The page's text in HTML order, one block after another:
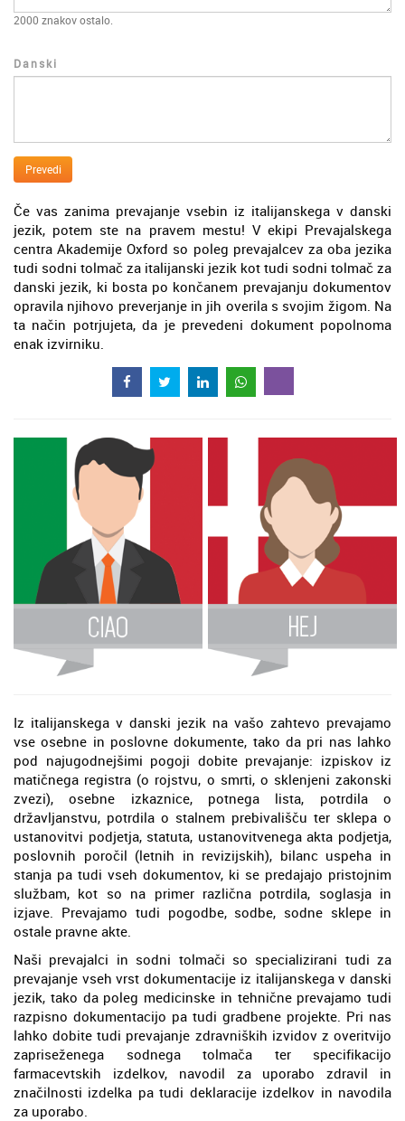
2000 znakov ostalo.
Danski
Prevedi
Če vas zanima prevajanje vsebin iz italijanskega v danski
jezik, potem ste na pravem mestu! V ekipi Prevajalskega
centra Akademije Oxford so poleg prevajalcev za oba jezika
tudi sodni tolmač za italijanski jezik kot tudi sodni tolmač za
danski jezik, ki bosta po končanem prevajanju dokumentov
opravila njihovo preverjanje in jih overila s svojim žigom. Na
ta način potrjujeta, da je prevedeni dokument popolnoma
enak izvirniku.
Iz italijanskega v danski jezik na vašo zahtevo prevajamo
vse osebne in poslovne dokumente, tako da pri nas lahko
pod najugodnejšimi pogoji dobite prevajanje: izpiskov iz
matičnega registra (o rojstvu, o smrti, o sklenjeni zakonski
zvezi), osebne izkaznice, potnega lista, potrdila o
državljanstvu, potrdila o stalnem prebivališču ter sklepa o
ustanovitvi podjetja, statuta, ustanovitvenega akta podjetja,
poslovnih poročil (letnih in revizijskih), bilanc uspeha in
stanja pa tudi vseh dokumentov, ki se predajajo pristojnim
službam, kot so na primer različna potrdila, soglasja in
izjave. Prevajamo tudi pogodbe, sodbe, sodne sklepe in
ostale pravne akte.
Naši prevajalci in sodni tolmači so specializirani tudi za
prevajanje vseh vrst dokumentacije iz italijanskega v danski
jezik, tako da poleg medicinske in tehnične prevajamo tudi
razpisno dokumentacijo pa tudi gradbene projekte. Pri nas
lahko dobite tudi prevajanje zdravniških izvidov z overitvijo
zapriseženega sodnega tolmača ter specifikacijo
farmacevtskih izdelkov, navodil za uporabo zdravil in
značilnosti izdelka pa tudi deklaracije izdelkov in navodila
za uporabo.